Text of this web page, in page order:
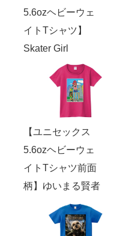
5.6ozヘビーウェ
イトTシャツ】
Skater Girl
【ユニセックス
5.6ozヘビーウェ
イトTシャツ前面
柄】ゆいまる賢者